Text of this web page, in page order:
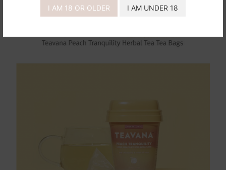
I AM 18 OR OLDER I AM UNDER 18